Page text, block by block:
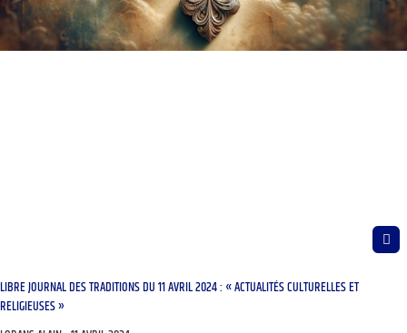
LIBRE JOURNAL DES TRADITIONS DU 11 AVRIL 2024 : « ACTUALITÉS CULTURELLES ET
RELIGIEUSES »